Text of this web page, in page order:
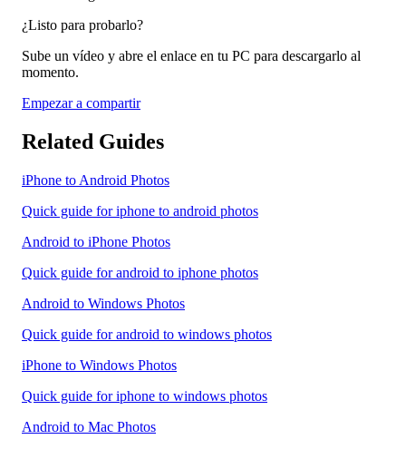
¿Listo para probarlo?
Sube un vídeo y abre el enlace en tu PC para descargarlo al
momento.
Empezar a compartir
Related Guides
iPhone to Android Photos
Quick guide for iphone to android photos
Android to iPhone Photos
Quick guide for android to iphone photos
Android to Windows Photos
Quick guide for android to windows photos
iPhone to Windows Photos
Quick guide for iphone to windows photos
Android to Mac Photos